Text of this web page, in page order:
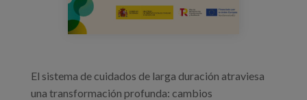
El sistema de cuidados de larga duración atraviesa
una transformación profunda: cambios